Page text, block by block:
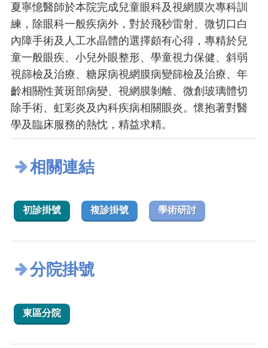
夏寧憶醫師於本院完成兒童眼科及視網膜次專科訓
練，除眼科一般疾病外，對於飛秒雷射、微切口白
內障手術及人工水晶體的選擇頗有心得，專精於兒
童一般眼疾、小兒外眼整形、學童視力保健、斜弱
視篩檢及治療、糖尿病視網膜病變篩檢及治療、年
齡相關性黃斑部病變、視網膜剝離、微創玻璃體切
除手術、虹彩炎及內科疾病相關眼炎。懷抱著對醫
學及臨床服務的熱忱，精益求精。
相關連結
初診掛號 複診掛號 學術研討
分院掛號
東區分院